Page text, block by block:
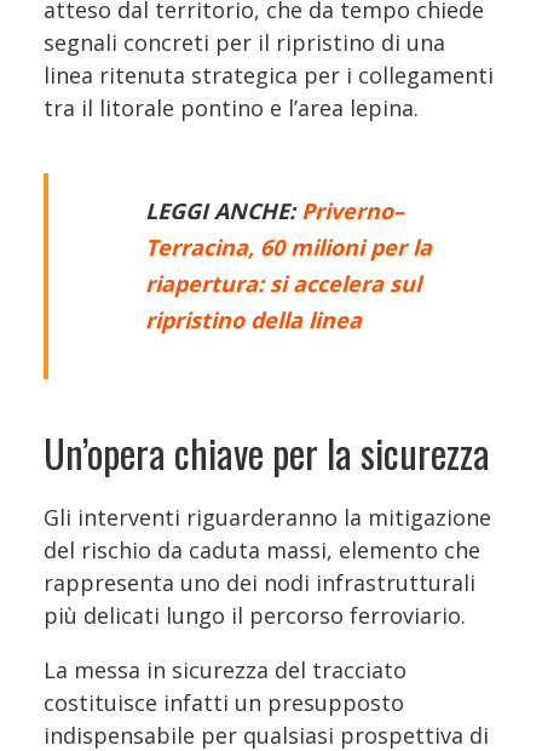
atteso dal territorio, che da tempo chiede
segnali concreti per il ripristino di una
linea ritenuta strategica per i collegamenti
tra il litorale pontino e l’area lepina.
LEGGI ANCHE: Priverno–
Terracina, 60 milioni per la
riapertura: si accelera sul
ripristino della linea
Un’opera chiave per la sicurezza
Gli interventi riguarderanno la mitigazione
del rischio da caduta massi, elemento che
rappresenta uno dei nodi infrastrutturali
più delicati lungo il percorso ferroviario.
La messa in sicurezza del tracciato
costituisce infatti un presupposto
indispensabile per qualsiasi prospettiva di